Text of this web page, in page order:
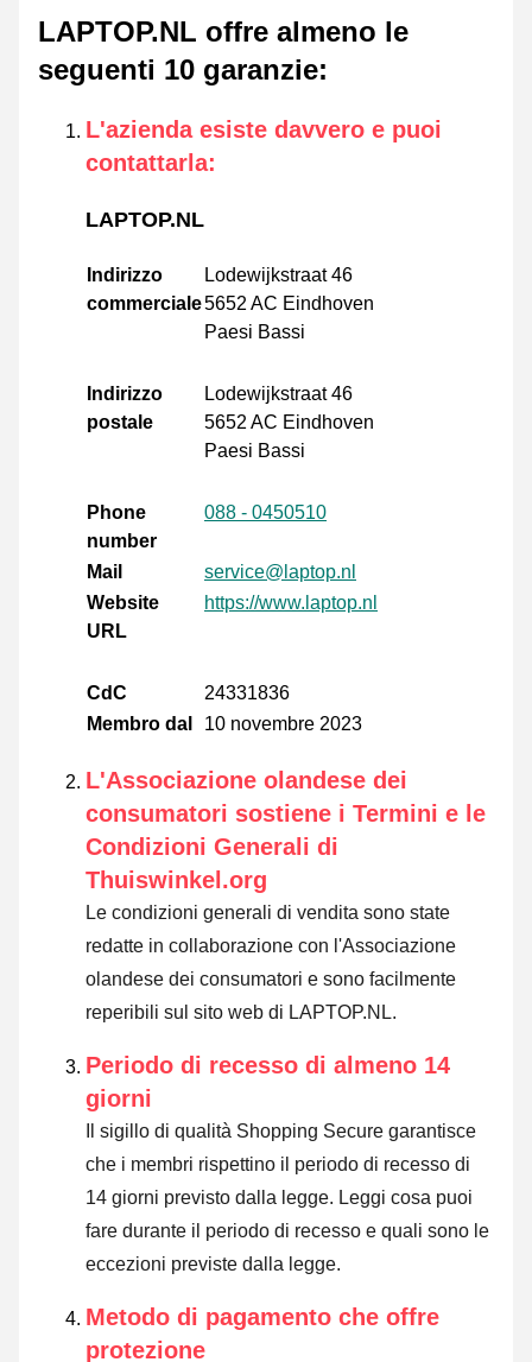
LAPTOP.NL offre almeno le
seguenti 10 garanzie:
L'azienda esiste davvero e puoi
contattarla:
LAPTOP.NL
Indirizzo
commerciale
Lodewijkstraat 46
5652 AC Eindhoven
Paesi Bassi
Indirizzo
postale
Lodewijkstraat 46
5652 AC Eindhoven
Paesi Bassi
Phone
number
088 - 0450510
Mail
service@laptop.nl
Website
URL
https://www.laptop.nl
CdC
24331836
Membro dal
10 novembre 2023
L'Associazione olandese dei
consumatori sostiene i Termini e le
Condizioni Generali di
Thuiswinkel.org
Le condizioni generali di vendita sono state
redatte in collaborazione con l'Associazione
olandese dei consumatori e sono facilmente
reperibili sul sito web di LAPTOP.NL.
Periodo di recesso di almeno 14
giorni
Il sigillo di qualità Shopping Secure garantisce
che i membri rispettino il periodo di recesso di
14 giorni previsto dalla legge. Leggi cosa puoi
fare durante il periodo di recesso e quali sono le
eccezioni previste dalla legge.
Metodo di pagamento che offre
protezione